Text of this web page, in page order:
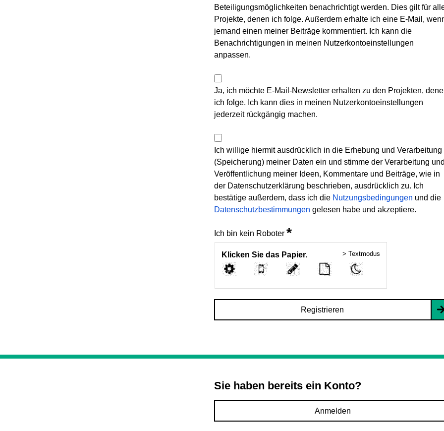
Beteiligungsmöglichkeiten benachrichtigt werden. Dies gilt für
Projekte, denen ich folge. Außerdem erhalte ich eine E-Mail,
jemand einen meiner Beiträge kommentiert. Ich kann die
Benachrichtigungen in meinen Nutzerkontoeinstellungen
anpassen.
Ja, ich möchte E-Mail-Newsletter erhalten zu den Projekten,
ich folge. Ich kann dies in meinen Nutzerkontoeinstellungen
jederzeit rückgängig machen.
Ich willige hiermit ausdrücklich in die Erhebung und Verarbeitung
(Speicherung) meiner Daten ein und stimme der Verarbeitung und
Veröffentlichung meiner Ideen, Kommentare und Beiträge, wie in
der Datenschutzerklärung beschrieben, ausdrücklich zu. Ich
bestätige außerdem, dass ich die Nutzungsbedingungen und die
Datenschutzbestimmungen gelesen habe und akzeptiere.
Ich bin kein Roboter *
Klicken Sie das Papier. > Textmodus
Registrieren
Sie haben bereits ein Konto?
Anmelden